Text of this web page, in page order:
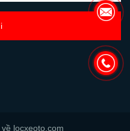
locxeoto.com